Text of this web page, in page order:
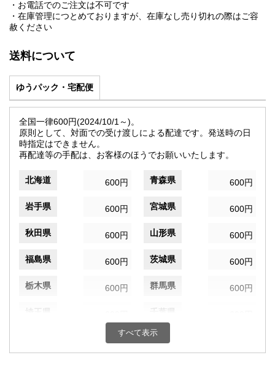
・お電話でのご注文は不可です
・在庫管理につとめておりますが、在庫なし売り切れの際はご容
赦ください
送料について
ゆうパック・宅配便
全国一律600円(2024/10/1～)。
原則として、対面での受け渡しによる配達です。発送時の日
時指定はできません。
再配達等の手配は、お客様のほうでお願いいたします。
北海道 600円 青森県 600円
岩手県 600円 宮城県 600円
秋田県 600円 山形県 600円
福島県 600円 茨城県 600円
栃木県 600円 群馬県 600円
埼玉県 千葉県
600円 神奈川県
すべて表示